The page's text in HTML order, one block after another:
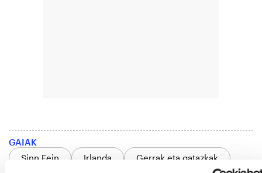
GAIAK
Sinn Fein
Irlanda Gerrak eta gatazkak